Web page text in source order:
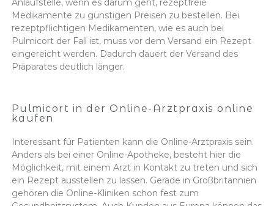
Anlaufstelle, wenn es darum geht, rezeptfreie
Medikamente zu günstigen Preisen zu bestellen. Bei
rezeptpflichtigen Medikamenten, wie es auch bei
Pulmicort der Fall ist, muss vor dem Versand ein Rezept
eingereicht werden. Dadurch dauert der Versand des
Präparates deutlich länger.
Pulmicort in der Online-Arztpraxis online
kaufen
Interessant für Patienten kann die Online-Arztpraxis sein.
Anders als bei einer Online-Apotheke, besteht hier die
Möglichkeit, mit einem Arzt in Kontakt zu treten und sich
ein Rezept ausstellen zu lassen. Gerade in Großbritannien
gehören die Online-Kliniken schon fest zum